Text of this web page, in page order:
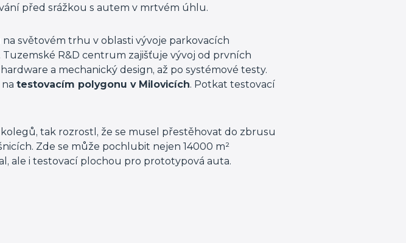
před srážkou s autem v mrtvém úhlu.
světovém trhu v oblasti vývoje parkovacích
R&D centrum zajišťuje vývoj od prvních
a mechanický design, až po systémové testy.
testovacím polygonu v Milovicích. Potkat testovací
tak rozrostl, že se musel přestěhovat do zbrusu
Zde se může pochlubit nejen 14000 m²
ale i testovací plochou pro prototypová auta.